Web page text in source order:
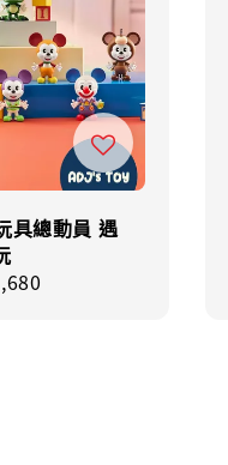
具總動員 遇